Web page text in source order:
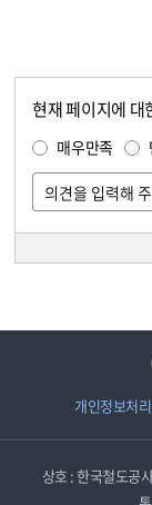
현재 페이지에 대
매우만족
개인정보처
상호 : 한국철도공